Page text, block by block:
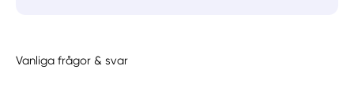
Vanliga frågor & svar